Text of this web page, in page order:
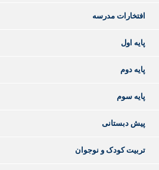
افتخارات مدرسه
پایه اول
پایه دوم
پایه سوم
پیش دبستانی
تربیت کودک و نوجوان